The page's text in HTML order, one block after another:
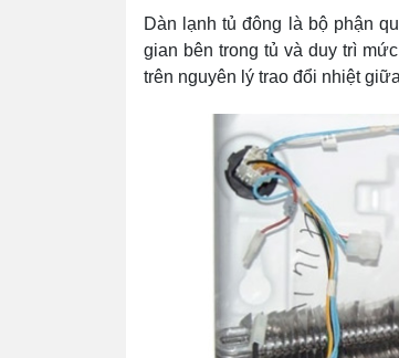
Dàn lạnh tủ đông là bộ phận
gian bên trong tủ và duy trì
trên nguyên lý trao đổi nhiệt